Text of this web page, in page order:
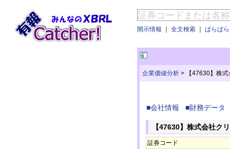
開示情報 ｜ 全文検索 ｜ ぱらぱ
企業価値分析 > 【47630】株
■会社情報 ■財務データ
【47630】株式会社ク
証券コード